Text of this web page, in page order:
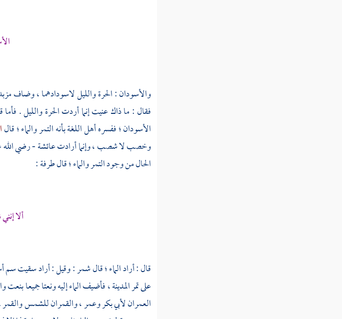
والأسودان : الحرة والليل لاسودادهما ، وضاف
فقال : ما ذاك عنيت إنما أردت الحرة والليل . فأما
الأسودان ؛ ففسره أهل اللغة بأنه التمر والماء ؛ قال
وخصب لا شصب ، وإنما أرادتعائشة- رضي الله
الحال من وجود التمر والماء ؛ قالطرفة:
ألا
قال : أراد الماء ؛ قالشمر: وقيل : أراد سقيت سم
على تمرالمدينة، فأضيف الماء إليه ونعتا جميعا
العمرانلأبي بكروعمر، والقمران للشمس